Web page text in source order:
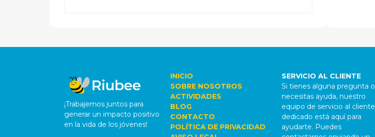
SERVICIO AL CLIENTE
Si tienes alguna pregunta o
necesitas ayuda, nuestro
equipo de servicio al cliente
dedicado está aquí para
ayudarte. Puedes
INICIO
SOBRE NOSOTROS
ACTIVIDADES
BLOG
CONTACTO
POLÍTICA DE PRIVACIDAD
¡Trabajemos juntos para
generar un impacto positivo
en la vida de los jóvenes!